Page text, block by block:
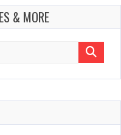
& MORE